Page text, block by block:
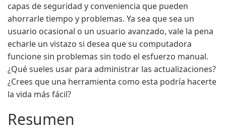
capas de seguridad y conveniencia que pueden
ahorrarle tiempo y problemas. Ya sea que sea un
usuario ocasional o un usuario avanzado, vale la pena
echarle un vistazo si desea que su computadora
funcione sin problemas sin todo el esfuerzo manual.
¿Qué sueles usar para administrar las actualizaciones?
¿Crees que una herramienta como esta podría hacerte
la vida más fácil?
Resumen